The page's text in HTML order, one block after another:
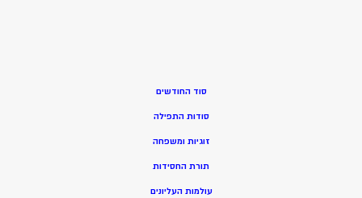
סוד החודשים
סודות התפילה
זוגיות ומשפחה
תורת החסידות
עולמות העליונים